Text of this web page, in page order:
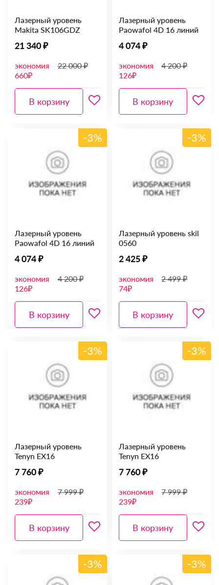
Лазерный уровень
Makita SK106GDZ
21 340 ₽
экономия
660₽
22 000 ₽
В корзину
Лазерный уровень
Paowafol 4D 16 линий
4 074 ₽
экономия
126₽
4 200 ₽
В корзину
-3%
Лазерный уровень
Paowafol 4D 16 линий
4 074 ₽
экономия
126₽
4 200 ₽
В корзину
-3%
Лазерный уровень skil
0560
2 425 ₽
экономия
74₽
2 499 ₽
В корзину
-3%
Лазерный уровень
Tenyn EX16
7 760 ₽
экономия
239₽
7 999 ₽
В корзину
-3%
Лазерный уровень
Tenyn EX16
7 760 ₽
экономия
239₽
7 999 ₽
В корзину
-3% -3%